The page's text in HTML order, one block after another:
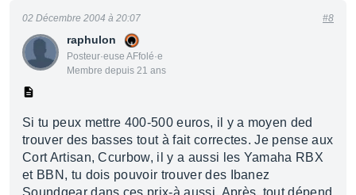
raphulon
Posteur·euse AFfolé·e
Membre depuis 21 ans
02 Décembre 2004 à 20:07 #8
Si tu peux mettre 400-500 euros, il y a moyen ded
trouver des basses tout à fait correctes. Je pense aux
Cort Artisan, Ccurbow, il y a aussi les Yamaha RBX
et BBN, tu dois pouvoir trouver des Ibanez
Soundgear dans ces prix-à aussi. Après, tout dépend